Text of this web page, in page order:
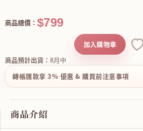
商品總價： $799
商品預計出貨： 8月中
加入購物車
轉帳匯款享 3% 優惠 & 購買前注意事項
商品介紹